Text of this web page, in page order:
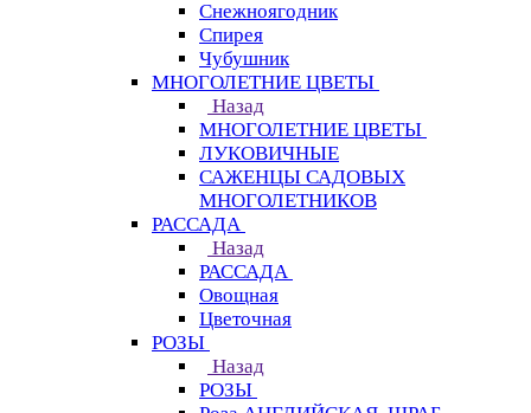
Снежноягодник
Спирея
Чубушник
МНОГОЛЕТНИЕ ЦВЕТЫ
Назад
МНОГОЛЕТНИЕ ЦВЕТЫ
ЛУКОВИЧНЫЕ
САЖЕНЦЫ САДОВЫХ
МНОГОЛЕТНИКОВ
РАССАДА
Назад
РАССАДА
Овощная
Цветочная
РОЗЫ
Назад
РОЗЫ